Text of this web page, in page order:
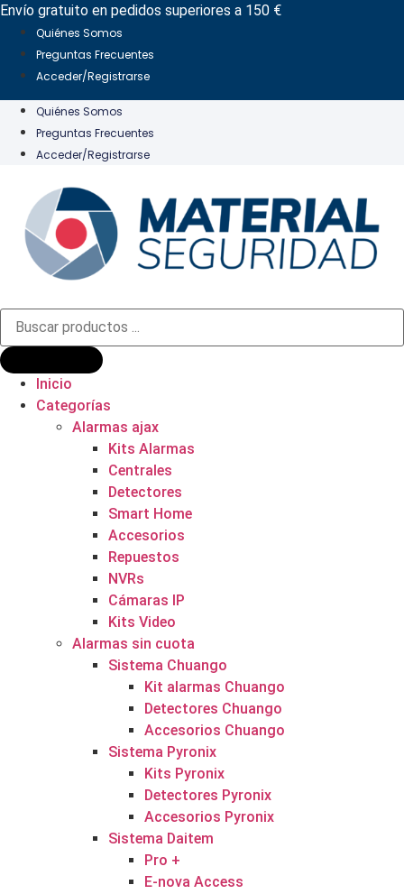
Ir
contenido
Envío gratuito en pedidos superiores a 150 €
Quiénes Somos
Preguntas Frecuentes
Acceder/Registrarse
Quiénes Somos
Preguntas Frecuentes
Acceder/Registrarse
Búsqueda
productos
Inicio
Categorías
Alarmas ajax
Kits Alarmas
Centrales
Detectores
Smart Home
Accesorios
Repuestos
NVRs
Cámaras IP
Kits Video
Alarmas sin cuota
Sistema Chuango
Kit alarmas Chuango
Detectores Chuango
Accesorios Chuango
Sistema Pyronix
Kits Pyronix
Detectores Pyronix
Accesorios Pyronix
Sistema Daitem
Pro +
E-nova Access